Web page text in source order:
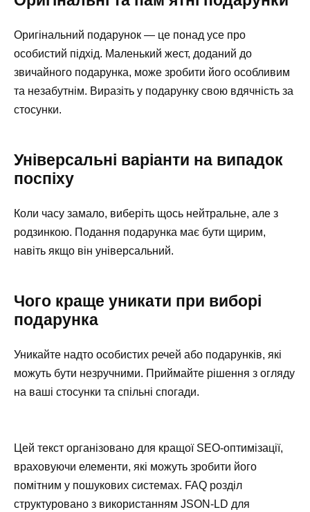
Оригінальний подарунок — це понад усе про
особистий підхід. Маленький жест, доданий до
звичайного подарунка, може зробити його особливим
та незабутнім. Виразіть у подарунку свою вдячність за
стосунки.
Універсальні варіанти на випадок
поспіху
Коли часу замало, виберіть щось нейтральне, але з
родзинкою. Подання подарунка має бути щирим,
навіть якщо він універсальний.
Чого краще уникати при виборі
подарунка
Уникайте надто особистих речей або подарунків, які
можуть бути незручними. Приймайте рішення з огляду
на ваші стосунки та спільні спогади.
Цей текст організовано для кращої SEO-оптимізації,
враховуючи елементи, які можуть зробити його
помітним у пошукових системах. FAQ розділ
структуровано з використанням JSON-LD для